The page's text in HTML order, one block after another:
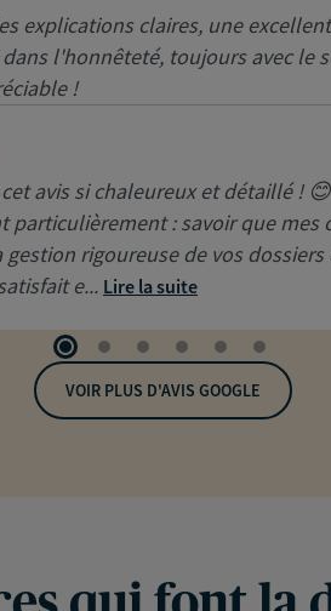
explications claires, une
l'honnêteté, toujours avec le
!
avis si chaleureux et détaillé ! 😊
particulièrement : savoir que mes
rigoureuse de vos
e... Lire la suite
VOIR PLUS D'AVIS GOOGLE